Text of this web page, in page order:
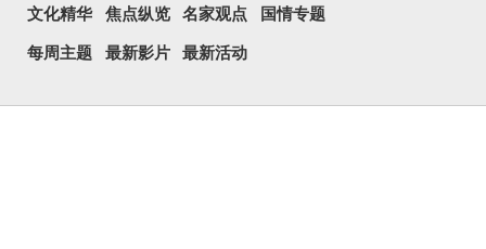
文化精华 焦点纵览 名家观点 国情专题
每周主题 最新影片 最新活动